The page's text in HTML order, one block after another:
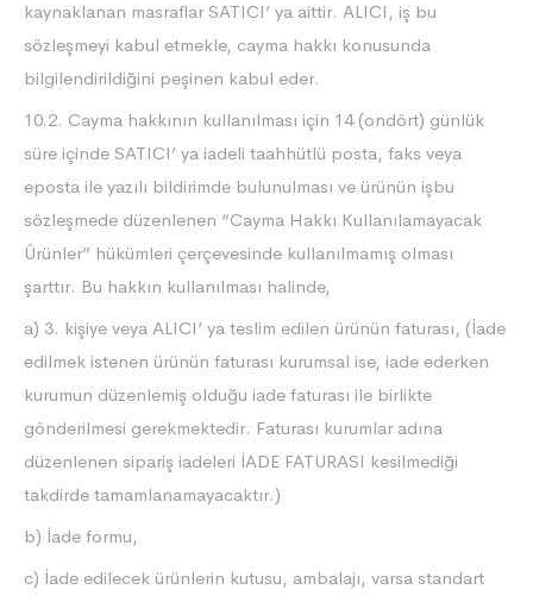
kaynaklanan masraflar SATICI’ ya aittir. ALICI, iş bu
sözleşmeyi kabul etmekle, cayma hakkı konusunda
bilgilendirildiğini peşinen kabul eder.
10.2. Cayma hakkının kullanılması için 14 (ondört) günlük
süre içinde SATICI’ ya iadeli taahhütlü posta, faks veya
eposta ile yazılı bildirimde bulunulması ve ürünün işbu
sözleşmede düzenlenen “Cayma Hakkı Kullanılamayacak
Ürünler” hükümleri çerçevesinde kullanılmamış olması
şarttır. Bu hakkın kullanılması halinde,
a) 3. kişiye veya ALICI’ ya teslim edilen ürünün faturası, (İade
edilmek istenen ürünün faturası kurumsal ise, iade ederken
kurumun düzenlemiş olduğu iade faturası ile birlikte
gönderilmesi gerekmektedir. Faturası kurumlar adına
düzenlenen sipariş iadeleri İADE FATURASI kesilmediği
takdirde tamamlanamayacaktır.)
b) İade formu,
c) İade edilecek ürünlerin kutusu, ambalajı, varsa standart